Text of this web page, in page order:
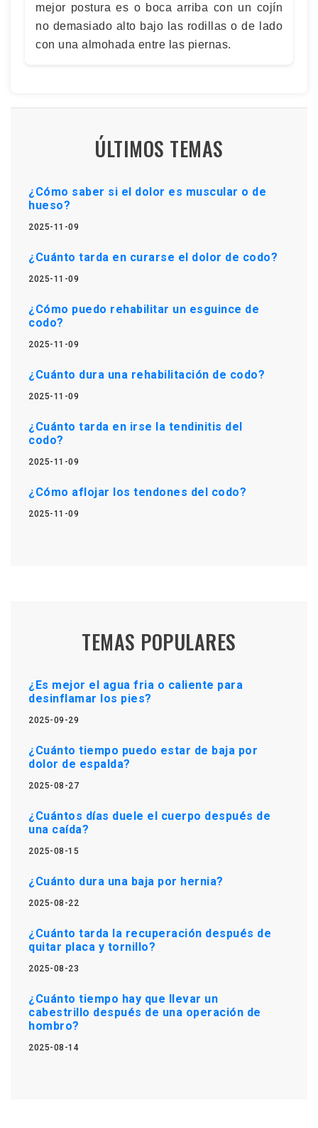
mejor postura es o boca arriba con un cojín
no demasiado alto bajo las rodillas o de lado
con una almohada entre las piernas.
ÚLTIMOS TEMAS
¿Cómo saber si el dolor es muscular o de
hueso?
2025-11-09
¿Cuánto tarda en curarse el dolor de codo?
2025-11-09
¿Cómo puedo rehabilitar un esguince de
codo?
2025-11-09
¿Cuánto dura una rehabilitación de codo?
2025-11-09
¿Cuánto tarda en irse la tendinitis del
codo?
2025-11-09
¿Cómo aflojar los tendones del codo?
2025-11-09
TEMAS POPULARES
¿Es mejor el agua fria o caliente para
desinflamar los pies?
2025-09-29
¿Cuánto tiempo puedo estar de baja por
dolor de espalda?
2025-08-27
¿Cuántos días duele el cuerpo después de
una caída?
2025-08-15
¿Cuánto dura una baja por hernia?
2025-08-22
¿Cuánto tarda la recuperación después de
quitar placa y tornillo?
2025-08-23
¿Cuánto tiempo hay que llevar un
cabestrillo después de una operación de
hombro?
2025-08-14